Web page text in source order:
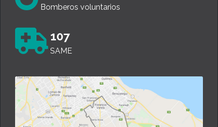
Bomberos voluntarios
107
SAME